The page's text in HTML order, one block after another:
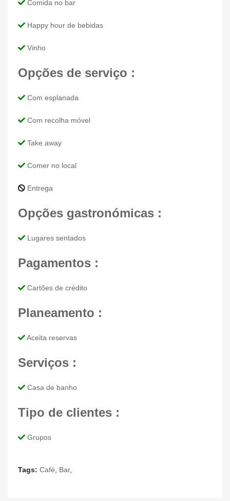
Comida no bar
Happy hour de bebidas
Vinho
Opções de serviço :
Com esplanada
Com recolha móvel
Take away
Comer no local
Entrega
Opções gastronómicas :
Lugares sentados
Pagamentos :
Cartões de crédito
Planeamento :
Aceita reservas
Serviços :
Casa de banho
Tipo de clientes :
Grupos
Tags: Café Bar,